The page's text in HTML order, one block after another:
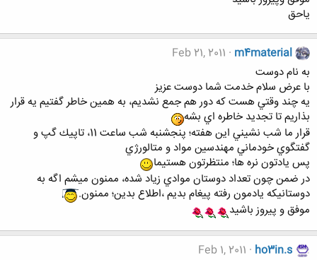
ياحق
m4material
Feb 21, 2011
به نام دوست
با عرض سلام خدمت شما دوست عزيز
يه چند وقتي هست كه دور هم جمع نشديم، به همين خاطر گفتيم يه قرار
بذاريم تا تجديد خاطره اي بشه
قرار ما شب نشيني اين هفته؛ پنجشنبه شب ساعت 11، تاپيك گپ و
گفتگوي خودماني مهندسين مواد و متالورژي
پس يادتون نره ها؛ منتظرتون هستيما
در ضمن چون تعداد دوستان موادي زياد شده، ممنون ميشم اگه به
دوستانيكه يادمون رفته پيغام بديم ،اطلاع بدين؛ ممنون.
موفق و پيروز باشيد
ho3in.s
Feb 1, 2011